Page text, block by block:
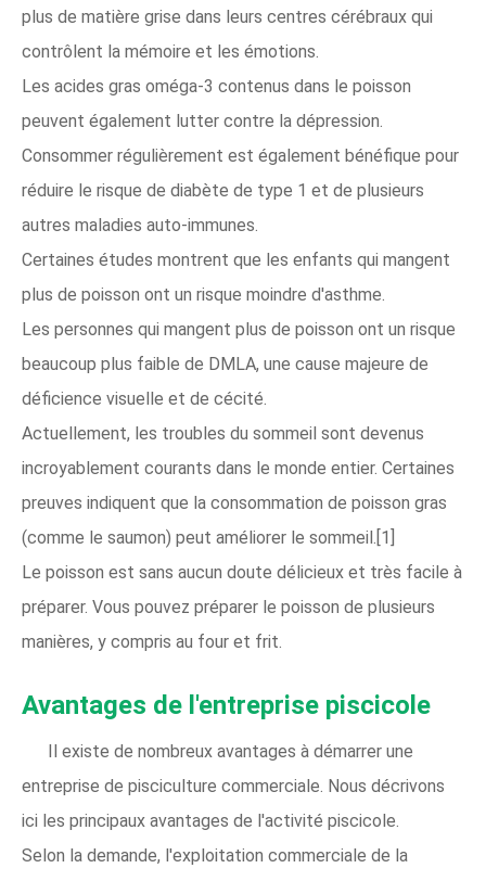
plus de matière grise dans leurs centres cérébraux qui
contrôlent la mémoire et les émotions.
Les acides gras oméga-3 contenus dans le poisson
peuvent également lutter contre la dépression.
Consommer régulièrement est également bénéfique pour
réduire le risque de diabète de type 1 et de plusieurs
autres maladies auto-immunes.
Certaines études montrent que les enfants qui mangent
plus de poisson ont un risque moindre d'asthme.
Les personnes qui mangent plus de poisson ont un risque
beaucoup plus faible de DMLA, une cause majeure de
déficience visuelle et de cécité.
Actuellement, les troubles du sommeil sont devenus
incroyablement courants dans le monde entier. Certaines
preuves indiquent que la consommation de poisson gras
(comme le saumon) peut améliorer le sommeil.[1]
Le poisson est sans aucun doute délicieux et très facile à
préparer. Vous pouvez préparer le poisson de plusieurs
manières, y compris au four et frit.
Avantages de l'entreprise piscicole
Il existe de nombreux avantages à démarrer une
entreprise de pisciculture commerciale. Nous décrivons
ici les principaux avantages de l'activité piscicole.
Selon la demande, l'exploitation commerciale de la